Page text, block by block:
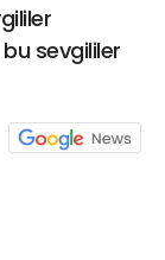
sevgililer